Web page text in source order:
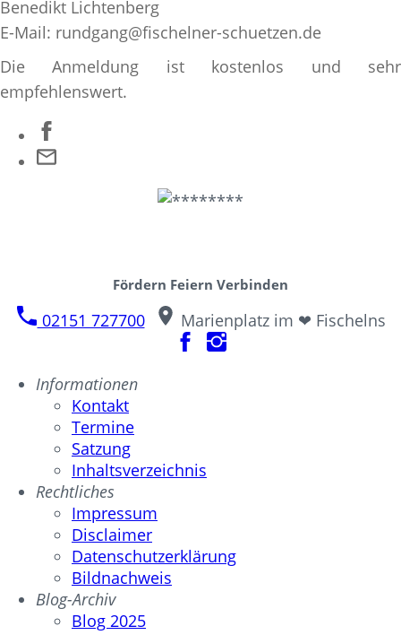
Benedikt Lichtenberg
E-Mail: rundgang@fischelner-schuetzen.de
Die Anmeldung ist kostenlos und sehr
empfehlenswert.
Fördern Feiern Verbinden
02151 727700 Marienplatz im ❤ Fischelns
Informationen
Kontakt
Termine
Satzung
Inhaltsverzeichnis
Rechtliches
Impressum
Disclaimer
Datenschutzerklärung
Bildnachweis
Blog-Archiv
Blog 2025